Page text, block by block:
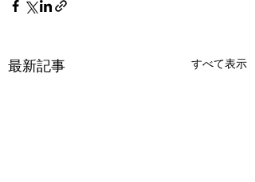
最新記事 すべて表示